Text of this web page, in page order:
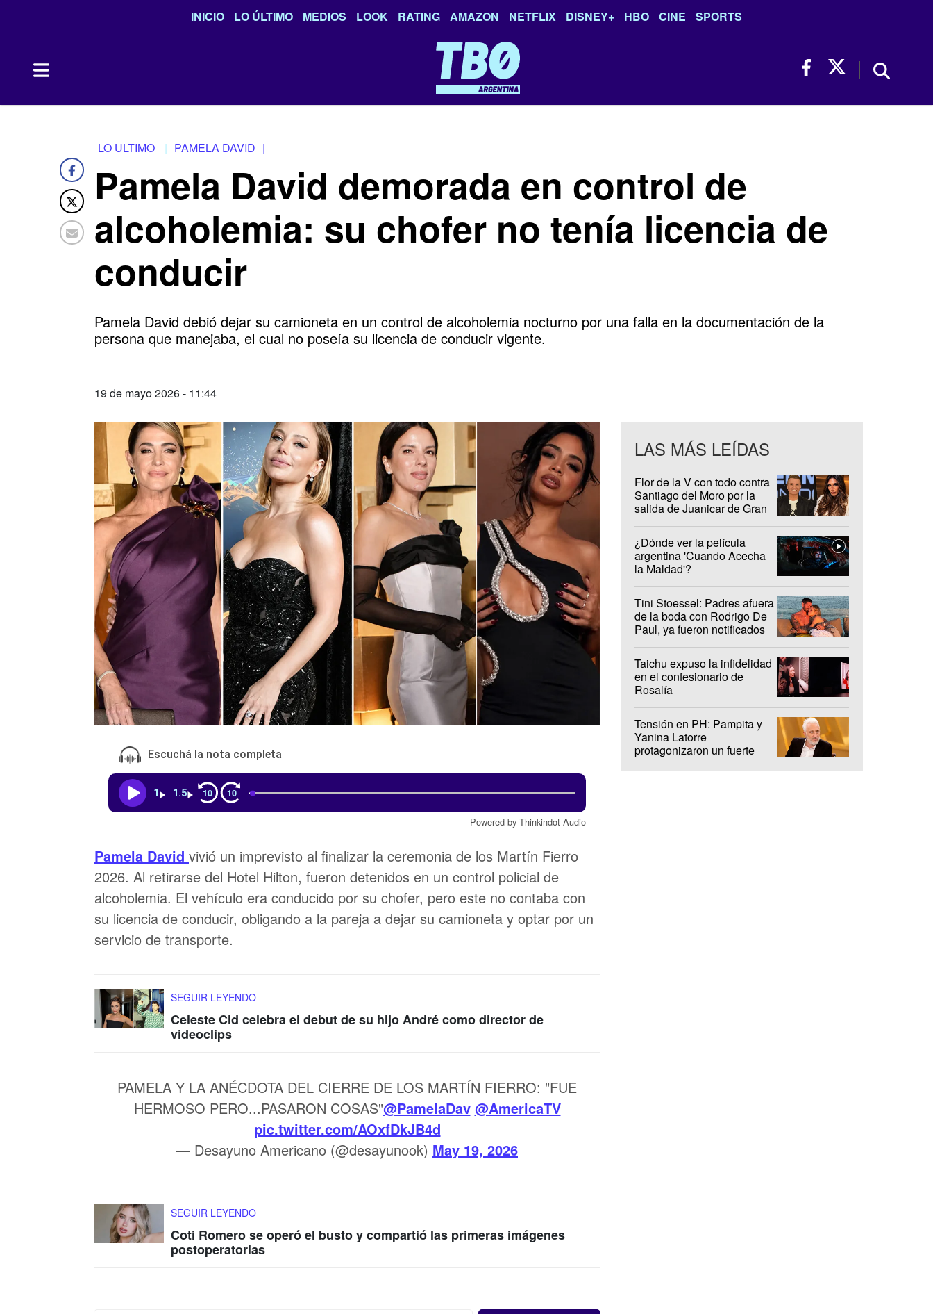
INICIO LO ÚLTIMO MEDIOS LOOK RATING AMAZON NETFLIX DISNEY+ HBO CINE SPORTS
LO ULTIMO PAMELA DAVID |
Pamela David demorada en control de
alcoholemia: su chofer no tenía licencia de
conducir
Pamela David debió dejar su camioneta en un control de alcoholemia nocturno por una falla en la documentación de la
persona que manejaba, el cual no poseía su licencia de conducir vigente.
19 de mayo 2026 - 11:44
Escuchá la nota completa
1 1.5 10 10
Powered by Thinkindot Audio
Pamela David vivió un imprevisto al finalizar la ceremonia de los Martín Fierro
2026. Al retirarse del Hotel Hilton, fueron detenidos en un control policial de
alcoholemia. El vehículo era conducido por su chofer, pero este no contaba con
su licencia de conducir, obligando a la pareja a dejar su camioneta y optar por un
servicio de transporte.
SEGUIR LEYENDO
Celeste Cid celebra el debut de su hijo André como director de
videoclips
PAMELA Y LA ANÉCDOTA DEL CIERRE DE LOS MARTÍN FIERRO: "FUE
HERMOSO PERO...PASARON COSAS"@PamelaDav @AmericaTV
pic.twitter.com/AOxfDkJB4d
— Desayuno Americano (@desayunook) May 19, 2026
SEGUIR LEYENDO
Coti Romero se operó el busto y compartió las primeras imágenes
postoperatorias
LAS MÁS LEÍDAS
Flor de la V con todo contra
Santiago del Moro por la
salida de Juanicar de Gran
¿Dónde ver la película
argentina 'Cuando Acecha
la Maldad'?
Tini Stoessel: Padres afuera
de la boda con Rodrigo De
Paul, ya fueron notificados
Taichu expuso la infidelidad
en el confesionario de
Rosalía
Tensión en PH: Pampita y
Yanina Latorre
protagonizaron un fuerte